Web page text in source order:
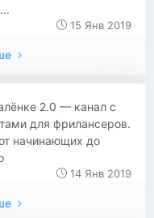
15 Янв 2019
2.0 — канал с
для фрилансеров.
начинающих до
14 Янв 2019